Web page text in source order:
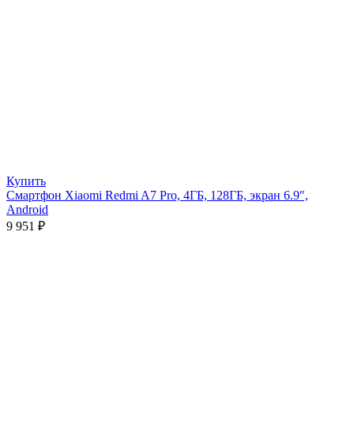
Купить
Смартфон Xiaomi Redmi A7 Pro, 4ГБ, 128ГБ, экран 6.9″,
Android
9 951 ₽